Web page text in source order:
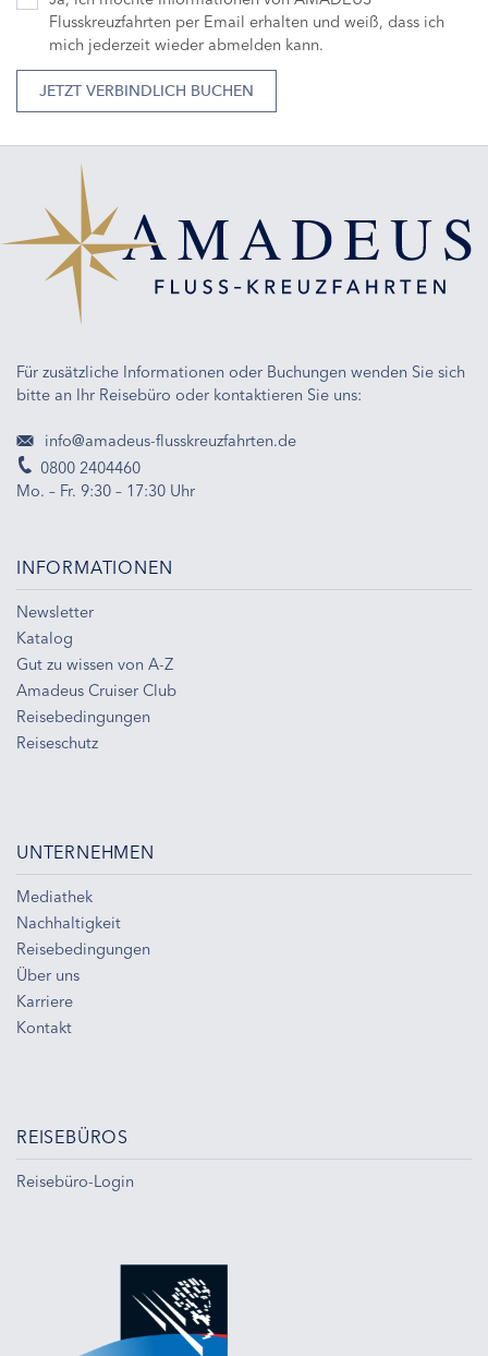
Flusskreuzfahrten per Email erhalten und weiß, dass ich
mich jederzeit wieder abmelden kann.
JETZT VERBINDLICH BUCHEN
Für zusätzliche Informationen oder Buchungen wenden Sie sich
bitte an Ihr Reisebüro oder kontaktieren Sie uns:
info@amadeus-flusskreuzfahrten.de
0800 2404460
Mo. – Fr. 9:30 – 17:30 Uhr
INFORMATIONEN
Newsletter
Katalog
Gut zu wissen von A-Z
Amadeus Cruiser Club
Reisebedingungen
Reiseschutz
UNTERNEHMEN
Mediathek
Nachhaltigkeit
Reisebedingungen
Über uns
Karriere
Kontakt
REISEBÜROS
Reisebüro-Login